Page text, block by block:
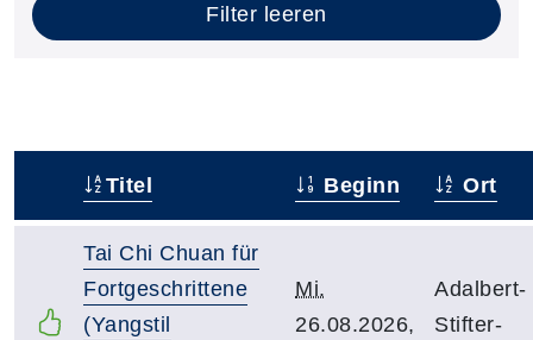
Filter leeren
Titel Beginn Ort
Tai Chi Chuan für
Fortgeschrittene
(Yangstil
Mi.
26.08.2026,
Adalbert-
Stifter-